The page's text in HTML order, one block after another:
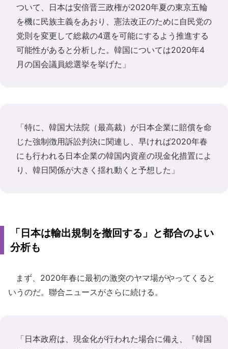
ついて、日本は安倍晋三政権が2020年夏の東京五輪
を機に民族主義をあおり、憲法改正のために自民党の
党則を変更して総裁の4選を可能にするよう推進する
可能性があると分析した。韓国については2020年4
月の国会議員総選挙を挙げた」
「特に、韓国大法院（最高裁）が日本企業に賠償を命
じた強制徴用訴訟判決に関連し、早ければ2020年春
にも行われる日本企業の韓国内資産の現金化措置によ
り、韓日関係が大きく揺れ動くと予想した」
「日本は輸出規制を撤回する」と都合のよい
分析も
まず、2020年春に最初の激突のヤマ場がやってくると
いうのだ。聯合ニュースがさらに続ける。
「日本政府は、現金化が行われた場合に備え、『韓国